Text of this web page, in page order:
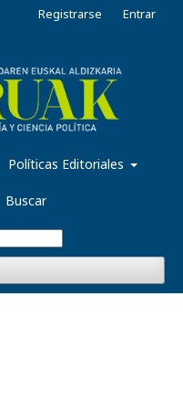
Políticas Editoriales
Buscar
Registrarse Entrar